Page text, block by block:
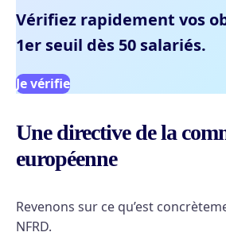
Vérifiez rapidement vos
1er seuil dès 50 salariés.
Je vérifie
Une directive de la
européenne
Revenons sur ce qu’est
NFRD.